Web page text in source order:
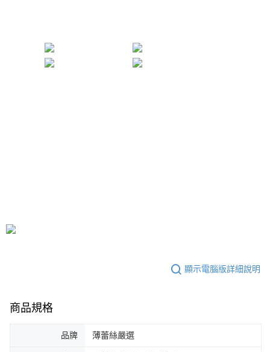
顯示電腦版詳細說明
商品規格
品牌 薄蕾絲嚴選